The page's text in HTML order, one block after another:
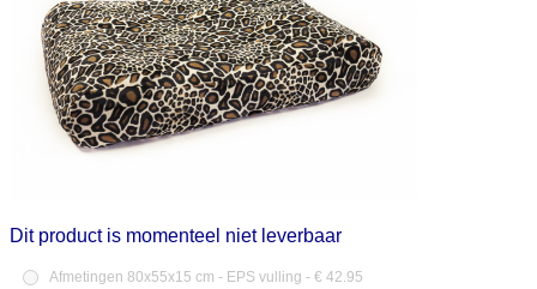
Dit product is momenteel niet leverbaar
Afmetingen 80x55x15 cm - EPS vulling - € 42.95